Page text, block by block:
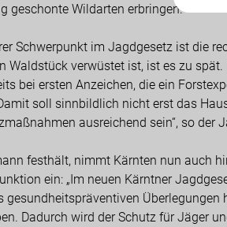
geschonte Wildarten erbringen.“
Schwerpunkt im Jagdgesetz ist die
Waldstück verwüstet ist, ist es zu
bei ersten Anzeichen, die ein
soll sinnbildlich nicht erst das
ausreichend sein“, so der
festhält, nimmt Kärnten nun auch
ein: „Im neuen Kärntner
gesundheitspräventiven
Dadurch wird der Schutz für Jäger